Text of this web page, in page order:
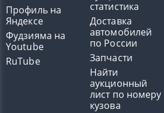
Профиль на
Яндексе
Фудзияма на
Youtube
RuTube
статистика
Доставка
автомобилей
по России
Запчасти
Найти
аукционный
лист по номеру
кузова